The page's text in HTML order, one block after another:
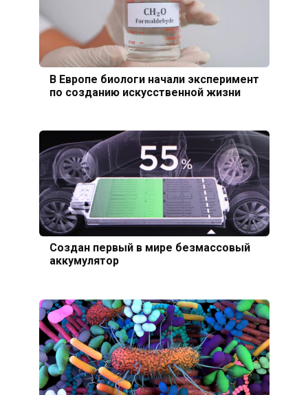
В Европе биологи начали эксперимент
по созданию искусственной жизни
Создан первый в мире безмассовый
аккумулятор